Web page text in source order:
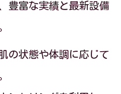
豊富な実績と最新設備
の状態や体調に応じて